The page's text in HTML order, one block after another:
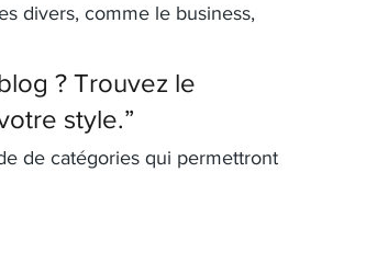
divers, comme le business,
? Trouvez le
style.”
de catégories qui permettront